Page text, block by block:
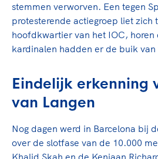
stemmen verworven. Een tegen
protesterende actiegroep liet zich
hoofdkwartier van het IOC, horen
kardinalen hadden er de buik van
Eindelijk erkenning
van Langen
Nog dagen werd in Barcelona bij
over de slotfase van de 10.000
Khalid Skah en de Keniaan